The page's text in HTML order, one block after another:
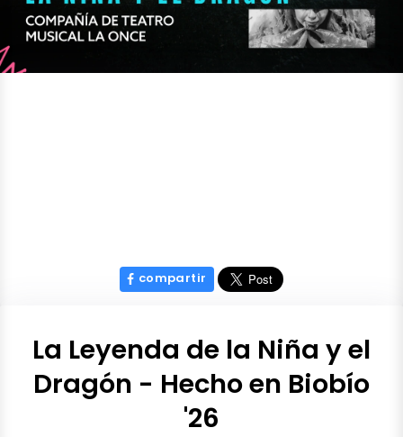
compartir
La Leyenda de la Niña y el
Dragón - Hecho en Biobío
'26